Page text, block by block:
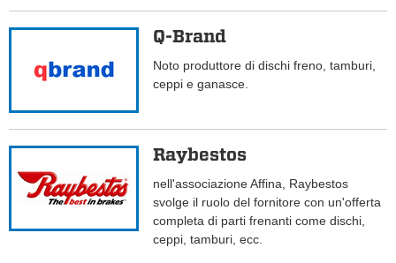
Q-Brand
Noto produttore di dischi freno, tamburi,
ceppi e ganasce.
Raybestos
nell'associazione Affina, Raybestos
svolge il ruolo del fornitore con un'offerta
completa di parti frenanti come dischi,
ceppi, tamburi, ecc.